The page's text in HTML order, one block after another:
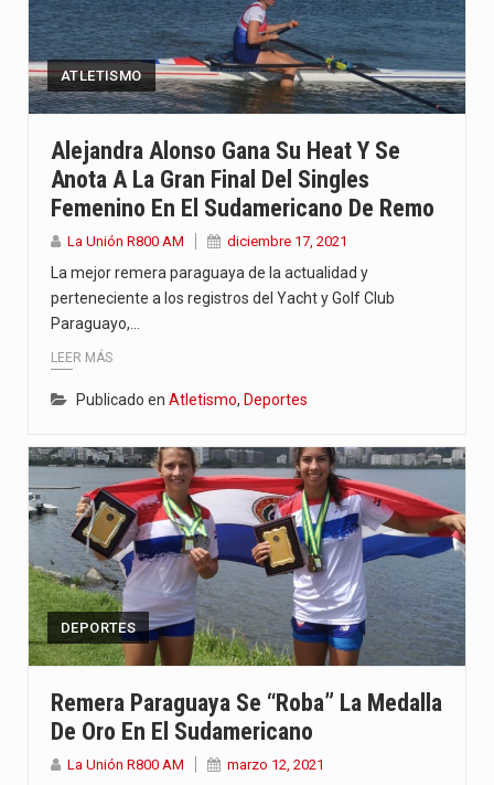
Una familia atravesó momentos de extrema tensión durante la madrugada…
Fretes se refirió concretamente al recorrido que realizó este jueves…
ATLETISMO
Alejandra Alonso Gana Su Heat Y Se
Anota A La Gran Final Del Singles
Femenino En El Sudamericano De Remo
La Unión R800 AM diciembre 17, 2021
La mejor remera paraguaya de la actualidad y
perteneciente a los registros del Yacht y Golf Club
Paraguayo,…
LEER MÁS
Publicado en Atletismo, Deportes
DEPORTES
Remera Paraguaya Se “roba” La Medalla
De Oro En El Sudamericano
La Unión R800 AM marzo 12, 2021